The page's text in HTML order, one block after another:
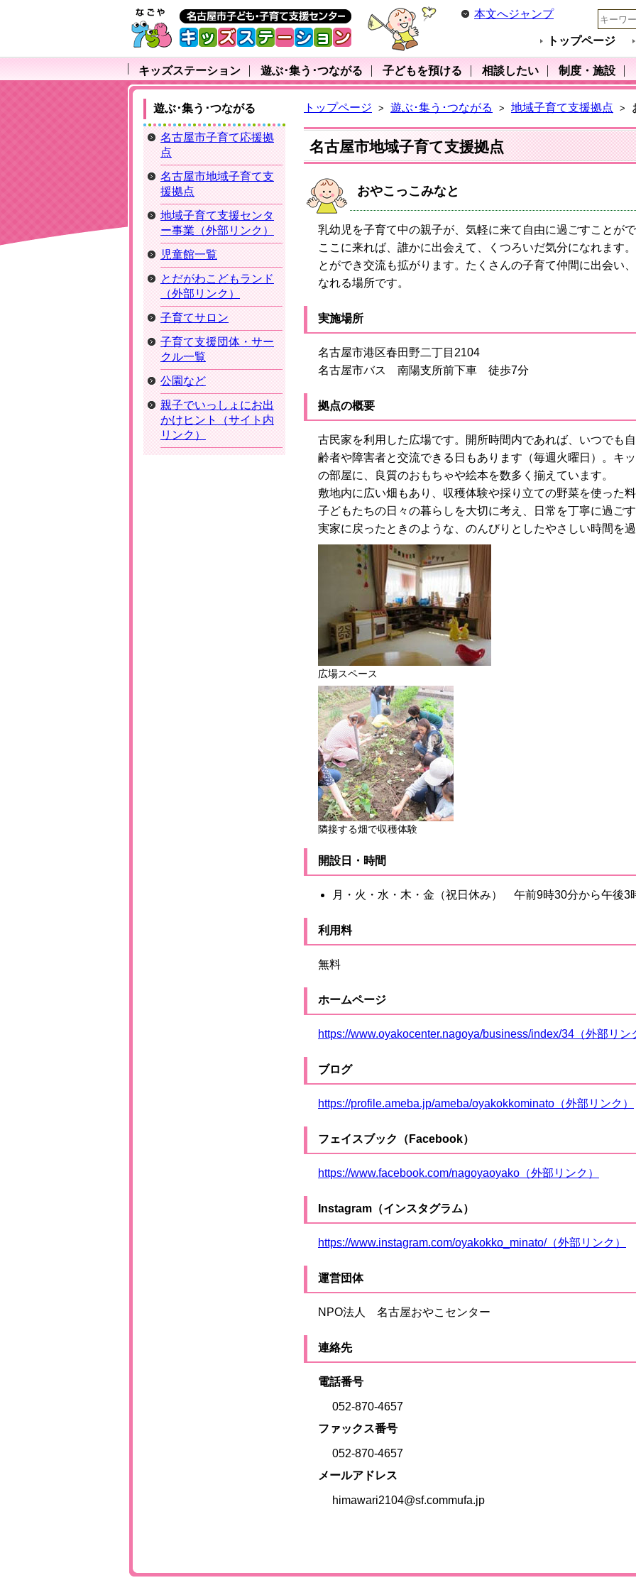
本文へジャンプ
トップページ
キッズステーション 遊ぶ･集う･つながる 子どもを預ける 相談したい 制度・施設
トップページ > 遊ぶ･集う･つながる > 地域子育て支援拠点 >
名古屋市地域子育て支援拠点
おやこっこみなと
乳幼児を子育て中の親子が、気軽に来て自由に過ごすことが
ここに来れば、誰かに出会えて、くつろいだ気分になれます
とができ交流も拡がります。たくさんの子育て仲間に出会い
なれる場所です。
実施場所
名古屋市港区春田野二丁目2104
名古屋市バス 南陽支所前下車 徒歩7分
拠点の概要
古民家を利用した広場です。開所時間内であれば、いつでも
齢者や障害者と交流できる日もあります（毎週火曜日）。キ
の部屋に、良質のおもちゃや絵本を数多く揃えています。
敷地内に広い畑もあり、収穫体験や採り立ての野菜を使った
子どもたちの日々の暮らしを大切に考え、日常を丁寧に過ご
実家に戻ったときのような、のんびりとしたやさしい時間を
広場スペース
隣接する畑で収穫体験
開設日・時間
月・火・水・木・金（祝日休み） 午前9時30分から午後3
利用料
無料
ホームページ
https://www.oyakocenter.nagoya/business/index/34（外部リン
ブログ
https://profile.ameba.jp/ameba/oyakokkominato（外部リンク）
フェイスブック（Facebook）
https://www.facebook.com/nagoyaoyako（外部リンク）
Instagram（インスタグラム）
https://www.instagram.com/oyakokko_minato/（外部リンク）
運営団体
NPO法人 名古屋おやこセンター
連絡先
電話番号
052-870-4657
ファックス番号
052-870-4657
メールアドレス
himawari2104@sf.commufa.jp
遊ぶ･集う･つながる
名古屋市子育て応援拠
点
名古屋市地域子育て支
援拠点
地域子育て支援センタ
ー事業（外部リンク）
児童館一覧
とだがわこどもランド
（外部リンク）
子育てサロン
子育て支援団体・サー
クル一覧
公園など
親子でいっしょにお出
かけヒント（サイト内
リンク）